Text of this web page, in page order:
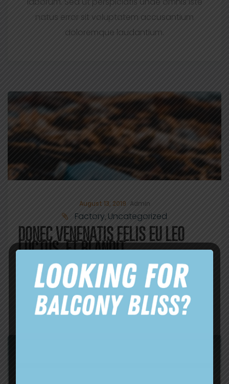
natus error sit voluptatem accusantium
doloremque laudantium.
August 13, 2019 Admin
Factory, Uncategorized
DONEC VENENATIS FELIS EU LEO
LUCTUS, ET BLANDIT.
https://market.envato.com/